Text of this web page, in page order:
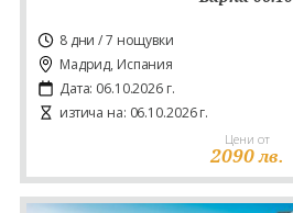
8 дни / 7 нощувки
Мадрид, Испания
Дата: 06.10.2026 г.
изтича на: 06.10.2026 г.
Цени от
2090 лв.